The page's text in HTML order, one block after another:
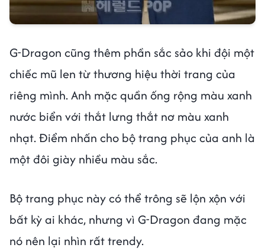
G-Dragon cũng thêm phần sắc sảo khi đội một
chiếc mũ len từ thương hiệu thời trang của
riêng mình. Anh mặc quần ống rộng màu xanh
nước biển với thắt lưng thắt nơ màu xanh
nhạt. Điểm nhấn cho bộ trang phục của anh là
một đôi giày nhiều màu sắc.
Bộ trang phục này có thể trông sẽ lộn xộn với
bất kỳ ai khác, nhưng vì G-Dragon đang mặc
nó nên lại nhìn rất trendy.